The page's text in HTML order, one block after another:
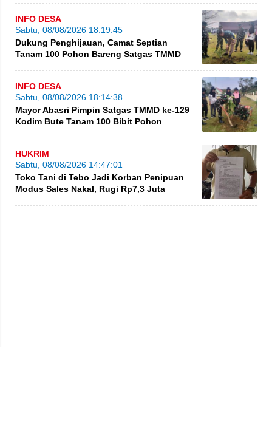
INFO DESA
Sabtu, 08/08/2026 18:19:45
Dukung Penghijauan, Camat Septian
Tanam 100 Pohon Bareng Satgas TMMD
INFO DESA
Sabtu, 08/08/2026 18:14:38
Mayor Abasri Pimpin Satgas TMMD ke-129
Kodim Bute Tanam 100 Bibit Pohon
HUKRIM
Sabtu, 08/08/2026 14:47:01
Toko Tani di Tebo Jadi Korban Penipuan
Modus Sales Nakal, Rugi Rp7,3 Juta